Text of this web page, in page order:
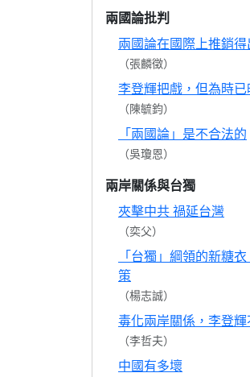
兩國論批判
兩國論在國際上推銷得
（張麟徵）
李登輝把戲，但為時已
（陳毓鈞）
「兩國論」是不合法的
（吳瓊恩）
兩岸關係與台獨
夾擊中共 禍延台灣
（奕父）
「台獨」綱領的新糖
策
（楊志誠）
毒化兩岸關係，李登輝
（李哲夫）
中國有多壞